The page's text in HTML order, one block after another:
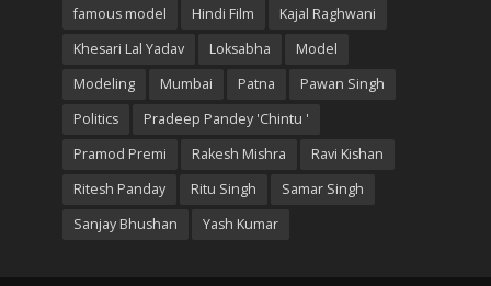
famous model
Hindi Film
Kajal Raghwani
Khesari Lal Yadav
Loksabha
Model
Modeling
Mumbai Patna
Pawan Singh
Politics
Pradeep Pandey 'Chintu '
Pramod Premi
Rakesh Mishra
Ravi Kishan
Ritesh Panday
Ritu Singh
Samar Singh
Sanjay Bhushan
Yash Kumar